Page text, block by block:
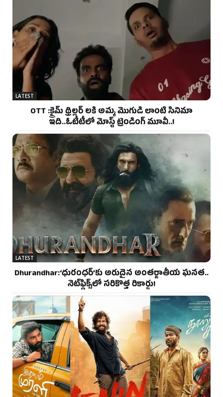
LATEST
OTT :క్రైమ్ థ్రిల్లర్ లకి అమ్మ మొగుడి లాంటి సినిమా
ఇది..ఓటీటీలో మోస్ట్ ట్రెండింగ్ మూవీ..!
LATEST
Dhurandhar:‘ధురంధర్’కు అరుదైన అంతర్జాతీయ ఘనత..
నెట్‌ఫ్లిక్స్‌లో సరికొత్త రికార్డు!